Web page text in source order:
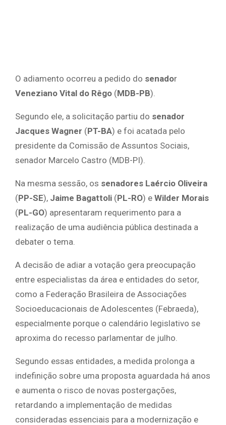
O adiamento ocorreu a pedido do senador
Veneziano Vital do Rêgo (MDB-PB).
Segundo ele, a solicitação partiu do senador
Jacques Wagner (PT-BA) e foi acatada pelo
presidente da Comissão de Assuntos Sociais,
senador Marcelo Castro (MDB-PI).
Na mesma sessão, os senadores Laércio Oliveira
(PP-SE), Jaime Bagattoli (PL-RO) e Wilder Morais
(PL-GO) apresentaram requerimento para a
realização de uma audiência pública destinada a
debater o tema.
A decisão de adiar a votação gera preocupação
entre especialistas da área e entidades do setor,
como a Federação Brasileira de Associações
Socioeducacionais de Adolescentes (Febraeda),
especialmente porque o calendário legislativo se
aproxima do recesso parlamentar de julho.
Segundo essas entidades, a medida prolonga a
indefinição sobre uma proposta aguardada há anos
e aumenta o risco de novas postergações,
retardando a implementação de medidas
consideradas essenciais para a modernização e